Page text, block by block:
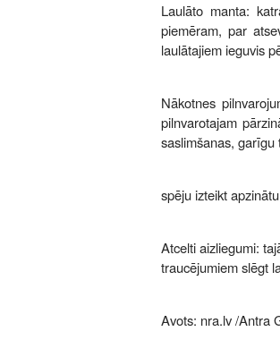
Laulāto manta:
piemēram, par
laulātajiem ieguvis
Nākotnes
pilnvarotajam
saslimšanas, garīgu
spēju izteikt
Atcelti aizliegumi:
traucējumiem slēgt
Avots: nra.lv/Antra